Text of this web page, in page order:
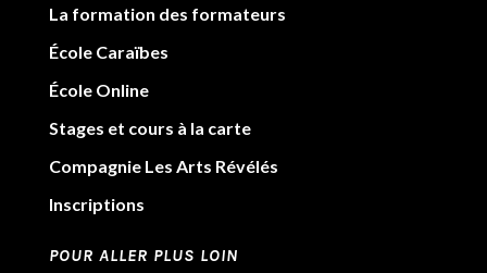
La formation des formateurs
École Caraïbes
École Online
Stages et cours à la carte
Compagnie Les Arts Révélés
Inscriptions
POUR ALLER PLUS LOIN